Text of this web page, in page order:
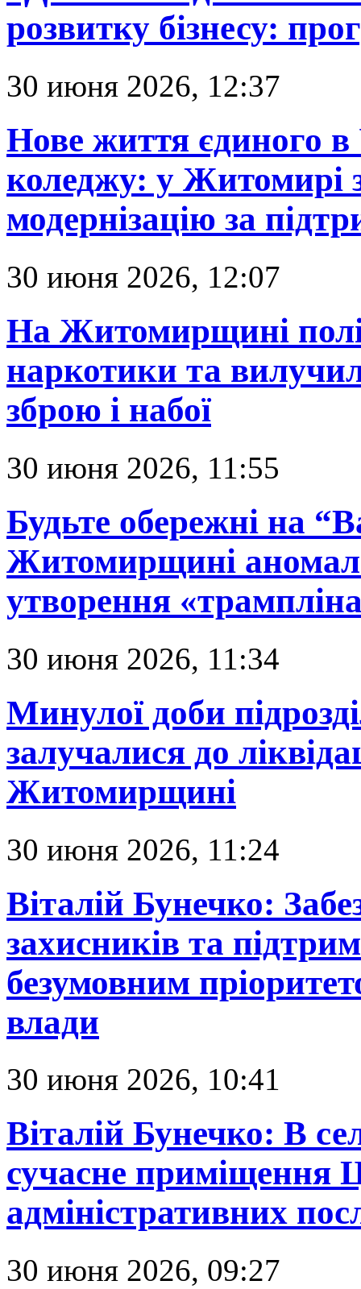
розвитку бізнесу:
30 июня 2026, 12:37
Нове життя єдиного
коледжу: у Житомирі
модернізацію за
30 июня 2026, 12:07
На Житомирщині
наркотики та
зброю і набої
30 июня 2026, 11:55
Будьте обережні на
Житомирщині
утворення
30 июня 2026, 11:34
Минулої доби
залучалися до
Житомирщині
30 июня 2026, 11:24
Віталій Бунечко:
захисників та
безумовним
влади
30 июня 2026, 10:41
Віталій Бунечко: В
сучасне приміщення
адміністративних
30 июня 2026, 09:27